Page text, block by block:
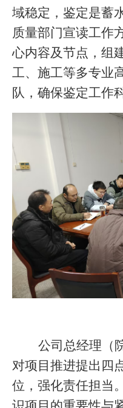
域稳定，鉴定是蓄
质量部门宣读工作
心内容及节点，组
工、施工等多专业
队，确保鉴定工作
公司总经理（
对项目推进提出四
位，强化责任担当